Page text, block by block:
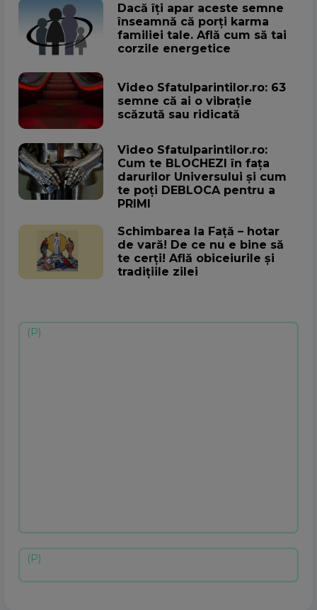
Dacă îți apar aceste semne
înseamnă că porți karma
familiei tale. Află cum să tai
corzile energetice
Video Sfatulparintilor.ro: 63
semne că ai o vibrație
scăzută sau ridicată
Video Sfatulparintilor.ro:
Cum te BLOCHEZI în fața
darurilor Universului și cum
te poți DEBLOCA pentru a
PRIMI
Schimbarea la Față – hotar
de vară! De ce nu e bine să
te cerți! Află obiceiurile și
tradițiile zilei